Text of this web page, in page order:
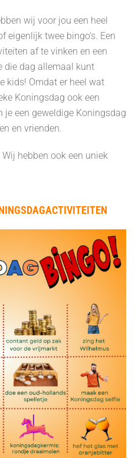
wij voor jou een heel
eigenlijk twee bingo’s. Een
af te vinken en een
die dag allemaal kunt
kids! Omdat er heel wat
Koningsdag ook een
je een geweldige Koningsdag
en vrienden.
hebben ook een uniek